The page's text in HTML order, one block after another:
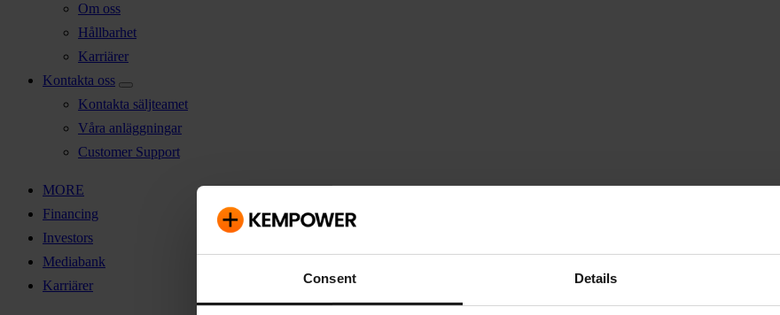
Consent Details
Om oss
Hållbarhet
Karriärer
Kontakta oss
Kontakta säljteamet
Våra anläggningar
Customer Support
MORE
Financing
Investors
Mediabank
Karriärer